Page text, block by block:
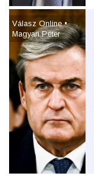
Válasz Online •
Magyari Péter